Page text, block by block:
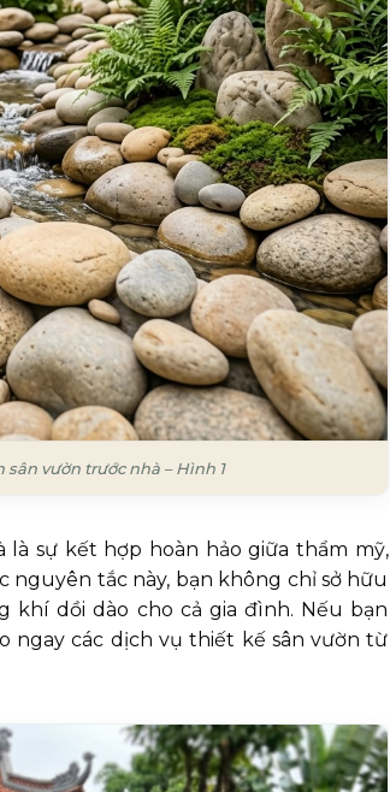
vườn trước nhà – Hình 1
sự kết hợp hoàn hảo giữa thẩm mỹ,
nguyên tắc này, bạn không chỉ sở hữu
dồi dào cho cả gia đình. Nếu bạn
ngay các dịch vụ thiết kế sân vườn từ